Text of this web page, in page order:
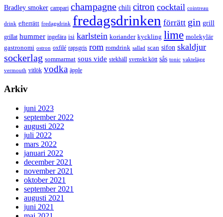
Bradley smoker campari champagne chili citron cocktail cointreau
drink efterrätt fredagsdrink fredagsdrinken förrätt gin grill
grillat hummer ingefära isi karlstein koriander kyckling lime molekylär
gastronomi ostron oxfilé rapsgris rom romdrink sallad scan sifon skaldjur
sockerlag sommarmat sous vide stekhäll svenskt kött sås tonic vaktelägg
vermouth vitlök vodka äpple
Arkiv
juni 2023
september 2022
augusti 2022
juli 2022
mars 2022
januari 2022
december 2021
november 2021
oktober 2021
september 2021
augusti 2021
juni 2021